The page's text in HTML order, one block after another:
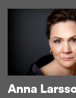
Anna